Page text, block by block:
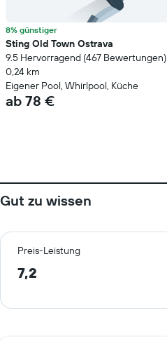
8% günstiger
Sting Old Town Ostrava
9.5 Hervorragend (467 Bewertungen)
0,24 km
Eigener Pool, Whirlpool, Küche
ab 78 €
Gut zu wissen
Preis-Leistung
7,2